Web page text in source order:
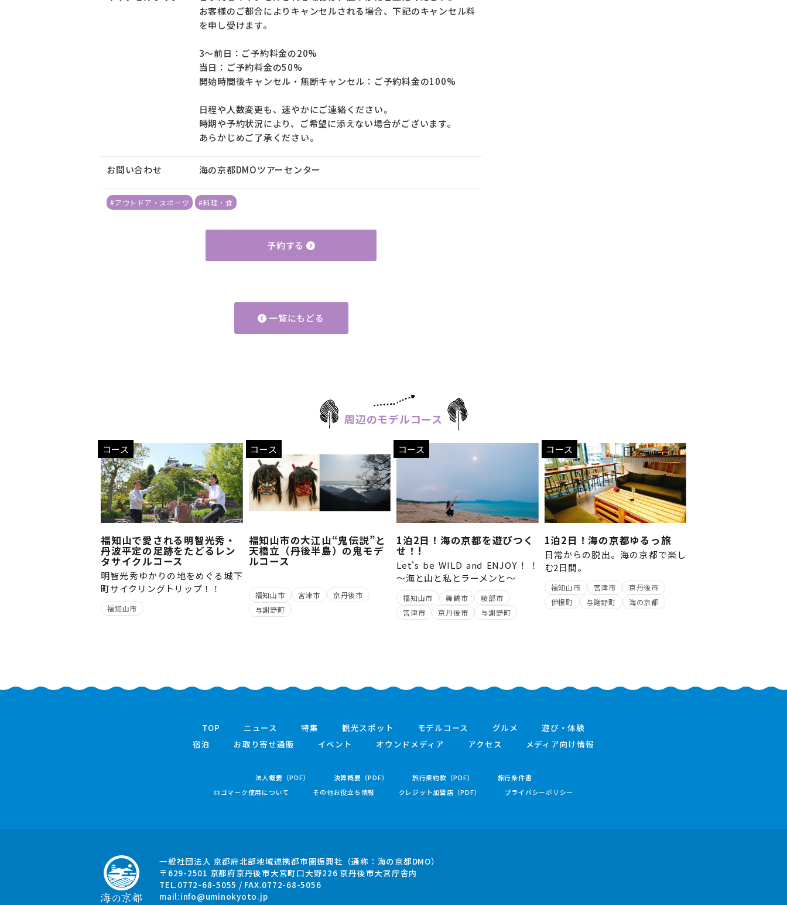
お客様のご都合によりキャンセルされる場合、下記のキャンセル料
を申し受けます。
3～前日：ご予約料金の20%
当日：ご予約料金の50%
開始時間後キャンセル・無断キャンセル：ご予約料金の100%
日程や人数変更も、速やかにご連絡ください。
時期や予約状況により、ご希望に添えない場合がございます。
あらかじめご了承ください。
お問い合わせ 海の京都DMOツアーセンター
#アウトドア・スポーツ #料理・食
予約する
一覧にもどる
周辺のモデルコース
コース
福知山で愛される明智光秀・
丹波平定の足跡をたどるレン
タサイクルコース
明智光秀ゆかりの地をめぐる城下
町サイクリングトリップ！！
福知山市
コース
福知山市の大江山“鬼伝説”と
天橋立（丹後半島）の鬼モデ
ルコース
福知山市 宮津市
京丹後市
与謝野町
コース
1泊2日！海の京都を遊びつく
せ！!
Let's be WILD and ENJOY！！
～海と山と私とラーメンと～
福知山市 舞鶴市
綾部市
宮津市
京丹後市 与謝野町
コース
1泊2日！海の京都ゆるっ旅
日常からの脱出。海の京都で楽し
む2日間。
福知山市 宮津市
京丹後市
伊根町
与謝野町 海の京都
TOP ニュース 特集 観光スポット モデルコース グルメ
遊び・体験
宿泊
お取り寄せ通販 イベント オウンドメディア アクセス メディア向け情報
法人概要（PDF） 決算概要（PDF） 旅行業約款（PDF）
旅行条件書
ロゴマーク使用について
その他お役立ち情報 クレジット加盟店（PDF） プライバシーポリシー
一般社団法人 京都府北部地域連携都市圏振興社 （通称：海の京都DMO）
〒629-2501 京都府京丹後市大宮町口大野226 京丹後市大宮庁舎内
TEL.0772-68-5055 / FAX.0772-68-5056
mail:info@uminokyoto.jp